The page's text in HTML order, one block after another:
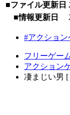
■ファイル更新日
■情報更新日
#アクション
フリーゲー
アクション
凄まじい男 [